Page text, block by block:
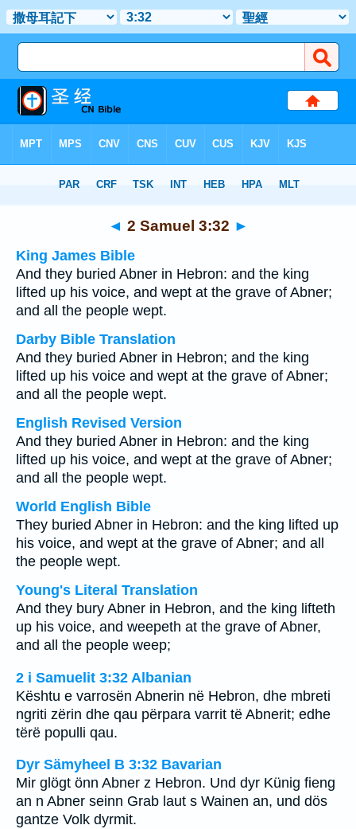
> 2 Samuel 3:32
◄ 2 Samuel 3:32 ►
King James Bible
And they buried Abner in Hebron: and the king
lifted up his voice, and wept at the grave of Abner;
and all the people wept.
Darby Bible Translation
And they buried Abner in Hebron; and the king
lifted up his voice and wept at the grave of Abner;
and all the people wept.
English Revised Version
And they buried Abner in Hebron: and the king
lifted up his voice, and wept at the grave of Abner;
and all the people wept.
World English Bible
They buried Abner in Hebron: and the king lifted up
his voice, and wept at the grave of Abner; and all
the people wept.
Young's Literal Translation
And they bury Abner in Hebron, and the king lifteth
up his voice, and weepeth at the grave of Abner,
and all the people weep;
2 i Samuelit 3:32 Albanian
Kështu e varrosën Abnerin në Hebron, dhe mbreti
ngriti zërin dhe qau përpara varrit të Abnerit; edhe
tërë populli qau.
Dyr Sämyheel B 3:32 Bavarian
Mir glögt önn Abner z Hebron. Und dyr Künig fieng
an n Abner seinn Grab laut s Wainen an, und dös
gantze Volk dyrmit.